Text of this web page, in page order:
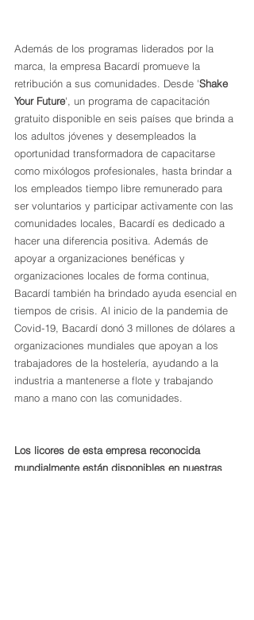
Además de los programas liderados por la
marca, la empresa Bacardí promueve la
retribución a sus comunidades. Desde 'Shake
Your Future', un programa de capacitación
gratuito disponible en seis países que brinda a
los adultos jóvenes y desempleados la
oportunidad transformadora de capacitarse
como mixólogos profesionales, hasta brindar a
los empleados tiempo libre remunerado para
ser voluntarios y participar activamente con las
comunidades locales, Bacardí es dedicado a
hacer una diferencia positiva. Además de
apoyar a organizaciones benéficas y
organizaciones locales de forma continua,
Bacardí también ha brindado ayuda esencial en
tiempos de crisis. Al inicio de la pandemia de
Covid-19, Bacardí donó 3 millones de dólares a
organizaciones mundiales que apoyan a los
trabajadores de la hostelería, ayudando a la
industria a mantenerse a flote y trabajando
mano a mano con las comunidades.
Los licores de esta empresa reconocida
mundialmente están disponibles en nuestras